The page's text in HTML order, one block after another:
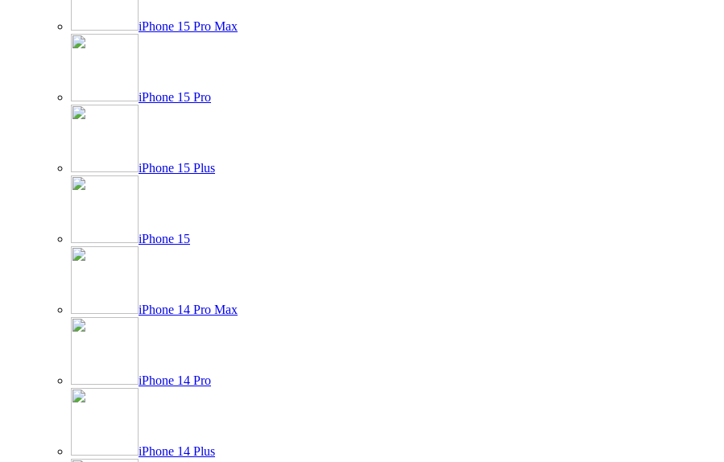
iPhone 15 Pro Max
iPhone 15 Pro
iPhone 15 Plus
iPhone 15
iPhone 14 Pro Max
iPhone 14 Pro
iPhone 14 Plus